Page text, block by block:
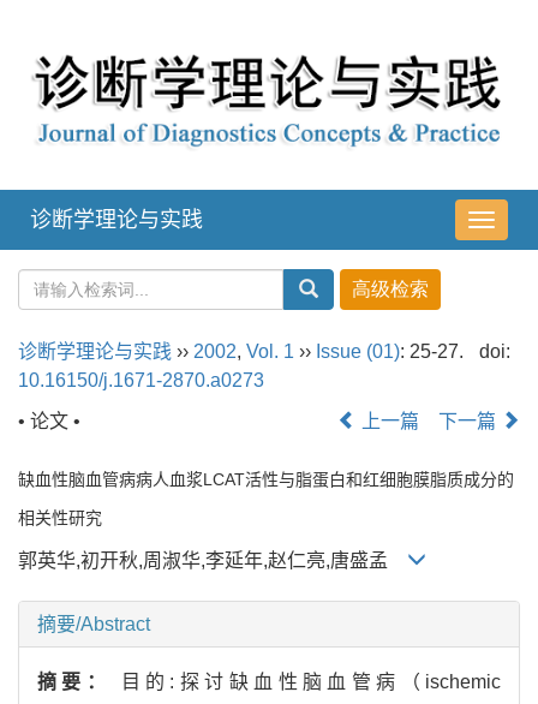
导
航
诊断学理论与实践
诊断学理论与实践 ›› 2002, Vol. 1 ›› Issue (01): 25-27.
doi:
10.16150/j.1671-2870.a0273
• 论文 •
上一篇 下一篇
缺血性脑血管病病人血浆LCAT活性与脂蛋白和红细胞膜脂质成分的
相关性研究
郭英华,初开秋,周淑华,李延年,赵仁亮,唐盛孟
摘要/Abstract
摘要：
目的:探讨缺血性脑血管病（ischemic